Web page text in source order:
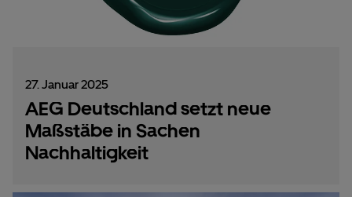
27. Januar 2025
AEG Deutschland setzt neue
Maßstäbe in Sachen
Nachhaltigkeit